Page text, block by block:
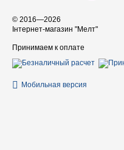
© 2016—2026
Інтернет-магазин "Мелт"
Принимаем к оплате
Мобильная версия